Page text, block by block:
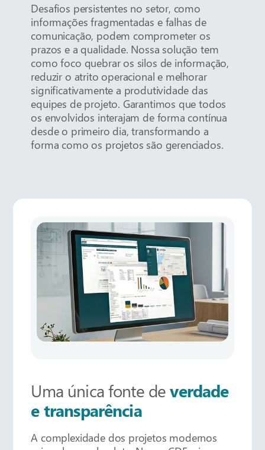
Desafios persistentes no setor, como
informações fragmentadas e falhas de
comunicação, podem comprometer os
prazos e a qualidade. Nossa solução tem
como foco quebrar os silos de informação,
reduzir o atrito operacional e melhorar
significativamente a produtividade das
equipes de projeto. Garantimos que todos
os envolvidos interajam de forma contínua
desde o primeiro dia, transformando a
forma como os projetos são gerenciados.
Uma única fonte deverdade
etransparência
A complexidade dos projetos modernos